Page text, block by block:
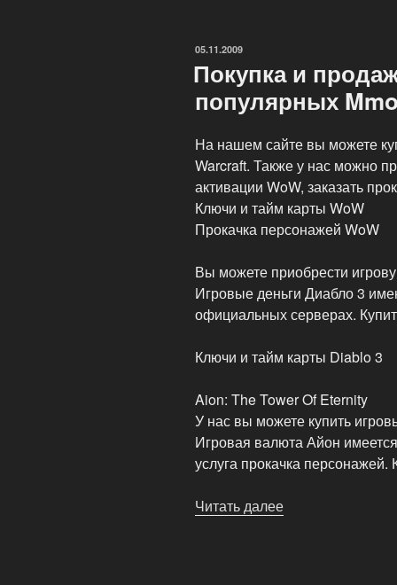
of
the
ОПУБЛИКОВАНО
05.11.2009
Покупка и
популярных
На нашем сайте вы можете
Warcraft. Также у нас можно
активации WoW, заказать
Ключи и тайм карты WoW
Прокачка персонажей WoW
Вы можете приобрести
Игровые деньги Диабло 3
официальных серверах.
Ключи и тайм карты Diablo 3
Aion: The Tower Of Eternity
У нас вы можете купить
Игровая валюта Айон
услуга прокачка персонажей.
Читать далее